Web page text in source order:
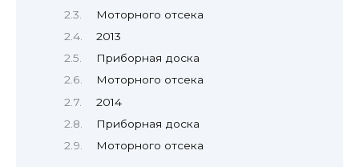
Моторного отсека
2013
Приборная доска
Моторного отсека
2014
Приборная доска
Моторного отсека